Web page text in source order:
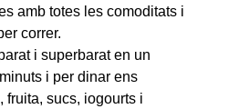
amb totes les comoditats i
correr.
i superbarat en un
i per dinar ens
fruita, sucs, iogourts i